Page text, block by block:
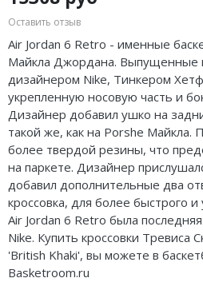
Оставить отзыв
Air Jordan 6 Retro - именные
Майкла Джордана. Выпущенные
дизайнером Nike, Тинкером
укрепленную носовую часть и
Дизайнер добавил ушко на
такой же, как на Porshe Майкла.
более твердой резины, что
на паркете. Дизайнер
добавил дополнительные два
кроссовка, для более быстрого
Air Jordan 6 Retro была
Nike. Купить кроссовки Тревиса
'British Khaki', вы можете в
Basketroom.ru
Air Jordan 5
Air Jordan 6
Air Jordan 7
Air Jordan 10
Air Jordan 11
Air Jordan 12
Air Jordan 13
Air Jordan 14
Nike Air Deldon
Nike Sabrina
Nike A’ja
Nike ST
Nike GT
Nike Ja
Nike Book
Nike LeBron